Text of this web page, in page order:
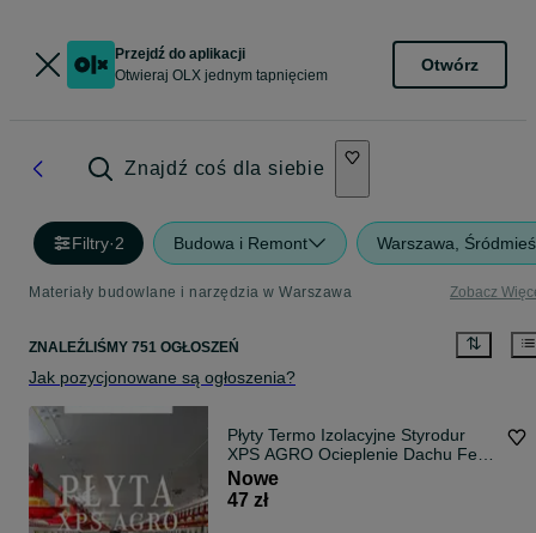
Przejdź do aplikacji
Otwieraj OLX jednym tapnięciem
Otwórz
Znajdź coś dla siebie
Filtry·2 Budowa i Remont Warszawa,
Materiały budowlane i narzędzia w Warszawa Zobacz
ZNALEŹLIŚMY 751 OGŁOSZEŃ
Jak pozycjonowane są ogłoszenia?
Płyty Termo Izolacyjne Styrodur
XPS AGRO Ocieplenie Dachu Ferm
Kurnika
Nowe
47 zł